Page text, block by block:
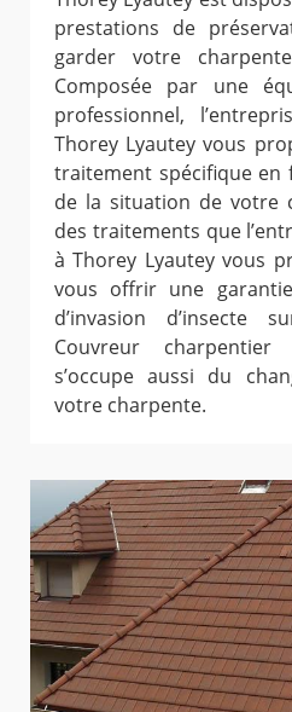
prestations de
garder votre
Composée par une
professionnel,
Thorey Lyautey vous
traitement spécifique en
de la situation de votre
des traitements que
à Thorey Lyautey vous
vous offrir une
d’invasion d’insecte
Couvreur
s’occupe aussi du
votre charpente.